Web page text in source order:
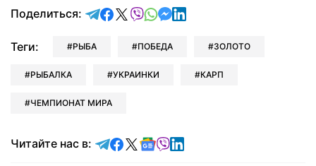
Поделиться: отправить в Telegram
поделиться в Facebook
поделиться в X
отправить в Viber
отправить в Whatsapp
отправить в Messenger
отправить в LinkedIn
Теги: РЫБА ПОБЕДА ЗОЛОТО
РЫБАЛКА УКРАИНКИ КАРП
ЧЕМПИОНАТ МИРА
Читайте нас в: Читайте в Telegram
Читайте в Facebook
Читайте в X
Читайте в Google news
Читайте в Viber
Читайте в LinkedIn